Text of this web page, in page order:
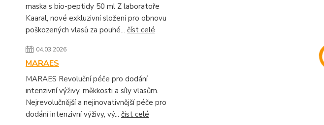
maska s bio-peptidy 50 ml Z laboratoře
Kaaral, nové exkluzivní složení pro obnovu
poškozených vlasů za pouhé... číst celé
04.03.2026
MARAES
MARAES Revoluční péče pro dodání
intenzivní výživy, měkkosti a síly vlasům.
Nejrevolučnější a nejinovativnější péče pro
dodání intenzivní výživy, vý... číst celé